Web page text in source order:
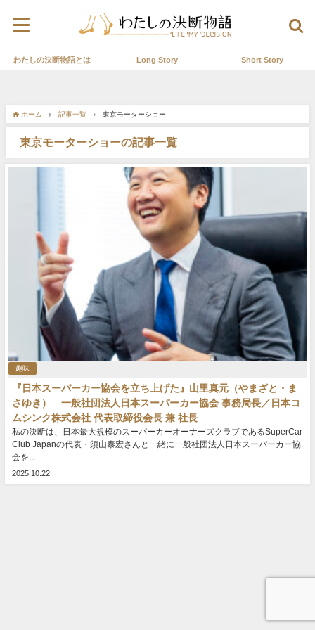
わたしの決断物語とは Long Story Short Story
ホーム 記事一覧 東京モーターショー
東京モーターショーの記事一覧
趣味
『日本スーパーカー協会を立ち上げた』山里真元（やまざと・ま
さゆき） 一般社団法人日本スーパーカー協会 事務局長／日本コ
ムシンク株式会社 代表取締役会長 兼 社長
私の決断は、日本最大規模のスーパーカーオーナーズクラブであるSuperCar
Club Japanの代表・須山泰宏さんと一緒に一般社団法人日本スーパーカー協
会を...
2025.10.22